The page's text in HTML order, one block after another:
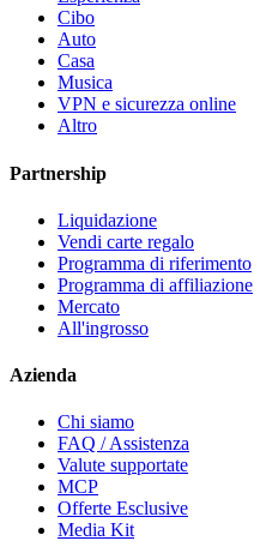
Cibo
Auto
Casa
Musica
VPN e sicurezza online
Altro
Partnership
Liquidazione
Vendi carte regalo
Programma di riferimento
Programma di affiliazione
Mercato
All'ingrosso
Azienda
Chi siamo
FAQ / Assistenza
Valute supportate
MCP
Offerte Esclusive
Media Kit